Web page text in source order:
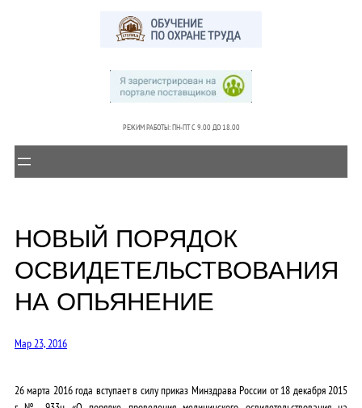
РЕЖИМ РАБОТЫ: ПН-ПТ C 9.00 ДО 18.00
НОВЫЙ ПОРЯДОК
ОСВИДЕТЕЛЬСТВОВАНИЯ
НА ОПЬЯНЕНИЕ
Мар 23, 2016
26 марта 2016 года вступает в силу приказ Минздрава России от 18 декабря 2015